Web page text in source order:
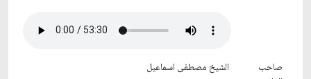
صاحب
الشيخ مصطفى اسماعيل